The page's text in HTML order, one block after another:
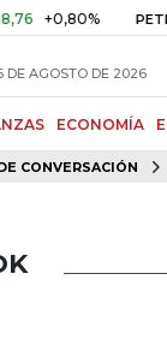
PETRÓLEO
DE AGOSTO DE 2026
ECONOMÍA
CONVERSACIÓN